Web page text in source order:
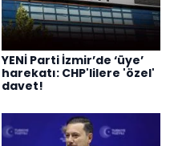
YENİ Parti İzmir’de ‘üye’
harekatı: CHP'lilere 'özel'
davet!